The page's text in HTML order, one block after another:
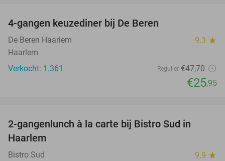
4-gangen keuzediner bij De Beren
De Beren Haarlem 9.3 star
Haarlem
Verkocht: 1.361
Regulier €47,70
€25,95
2-gangenlunch à la carte bij Bistro Sud in
Haarlem
Bistro Sud 9.9 star